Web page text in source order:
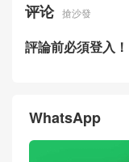
评论 搶沙發
評論前必須登入！
WhatsApp